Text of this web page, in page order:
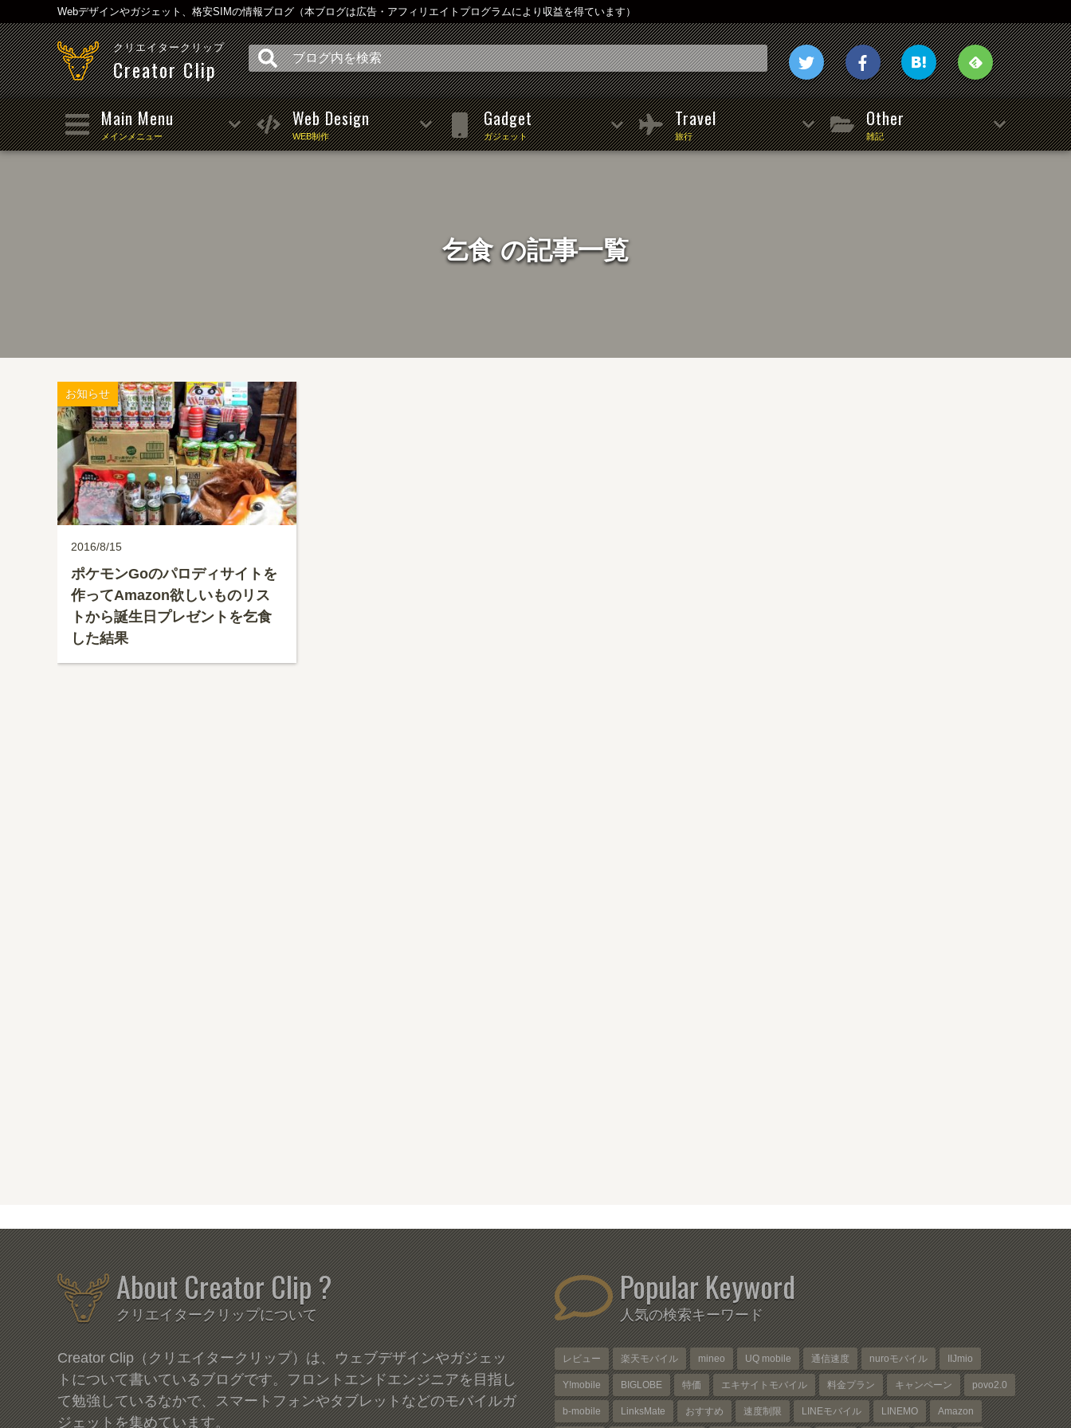
Webデザインやガジェット、格安SIMの情報ブログ（本ブログは広告・アフィリエイトプログラムにより収益を得ています）
クリエイタークリップ
Creator Clip
Main Menu
メインメニュー
Web Design
WEB制作
Gadget
ガジェット
Travel
旅行
Other
雑記
乞食 の記事一覧
お知らせ
2016/8/15
ポケモンGoのパロディサイトを
作ってAmazon欲しいものリス
トから誕生日プレゼントを乞食
した結果
About Creator Clip ?
クリエイタークリップについて
Creator Clip（クリエイタークリップ）は、ウェブデザインやガジェッ
トについて書いているブログです。フロントエンドエンジニアを目指し
て勉強しているなかで、スマートフォンやタブレットなどのモバイルガ
ジェットを集めています。
Popular Keyword
人気の検索キーワード
レビュー 楽天モバイル mineo UQ mobile 通信速度 nuroモバイル IIJmio
Y!mobile BIGLOBE 特価 エキサイトモバイル 料金プラン キャンペーン povo2.0
b-mobile LinksMate おすすめ 速度制限 LINEモバイル LINEMO Amazon